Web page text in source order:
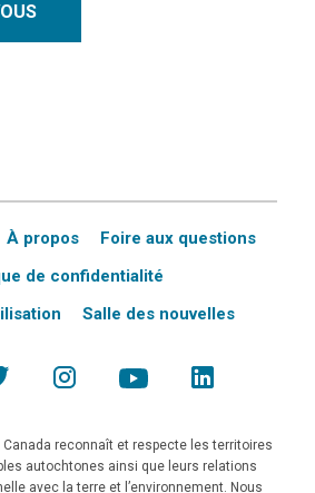
À propos
Foire aux questions
de confidentialité
Salle des nouvelles
Canada reconnaît et respecte les territoires
autochtones ainsi que leurs relations
avec la terre et l’environnement. Nous